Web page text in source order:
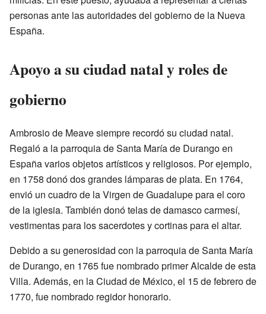
personas ante las autoridades del gobierno de la Nueva
España.
Apoyo a su ciudad natal y roles de
gobierno
Ambrosio de Meave siempre recordó su ciudad natal.
Regaló a la parroquia de Santa María de Durango en
España varios objetos artísticos y religiosos. Por ejemplo,
en 1758 donó dos grandes lámparas de plata. En 1764,
envió un cuadro de la Virgen de Guadalupe para el coro
de la iglesia. También donó telas de damasco carmesí,
vestimentas para los sacerdotes y cortinas para el altar.
Debido a su generosidad con la parroquia de Santa María
de Durango, en 1765 fue nombrado primer Alcalde de esta
Villa. Además, en la Ciudad de México, el 15 de febrero de
1770, fue nombrado regidor honorario.